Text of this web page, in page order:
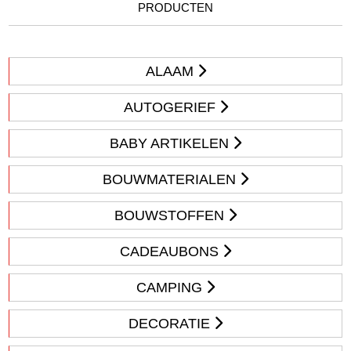
PRODUCTEN
ALAAM
AUTOGERIEF
BABY ARTIKELEN
BOUWMATERIALEN
BOUWSTOFFEN
CADEAUBONS
CAMPING
DECORATIE